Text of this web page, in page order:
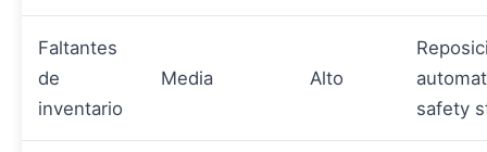
Faltantes
de
inventario
Media Alto
safety